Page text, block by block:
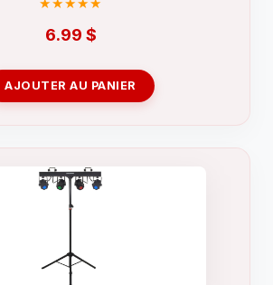
6.99 $
AJOUTER AU PANIER